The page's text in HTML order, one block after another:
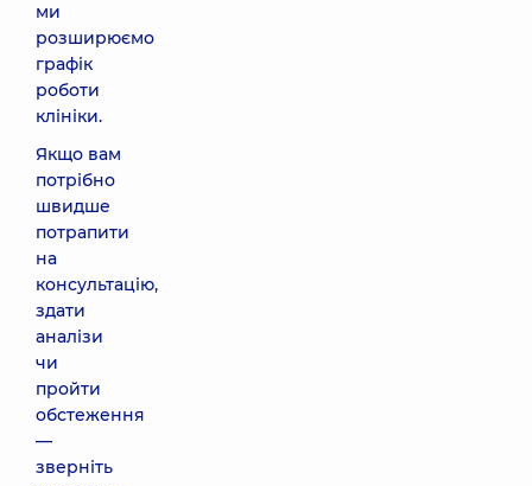
ми
розширюємо
графік
роботи
клініки.
Якщо вам
потрібно
швидше
потрапити
на
консультацію,
здати
аналізи
чи
пройти
обстеження
—
зверніть